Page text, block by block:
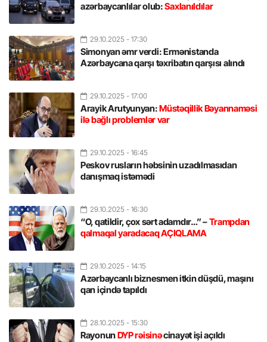
azərbaycanlılar olub:Saxlanıldılar
29.10.2025 - 17:30
Simonyan əmr verdi: Ermənistanda
Azərbaycana qarşı təxribatın qarşısı alındı
29.10.2025 - 17:00
Arayik Arutyunyan:Müstəqillik Bəyannaməsi
ilə bağlı problemlər var
29.10.2025 - 16:45
Peskov rusların həbsinin uzadılmasıdan
danışmaq istəmədi
29.10.2025 - 16:30
“O, qatildir, çox sərt adamdır…” –Trampdan
qalmaqal yaradacaq AÇIQLAMA
29.10.2025 - 14:15
Azərbaycanlı biznesmen itkin düşdü, maşını
qan içində tapıldı
28.10.2025 - 15:30
RayonunDYP rəisinəcinayət işi açıldı